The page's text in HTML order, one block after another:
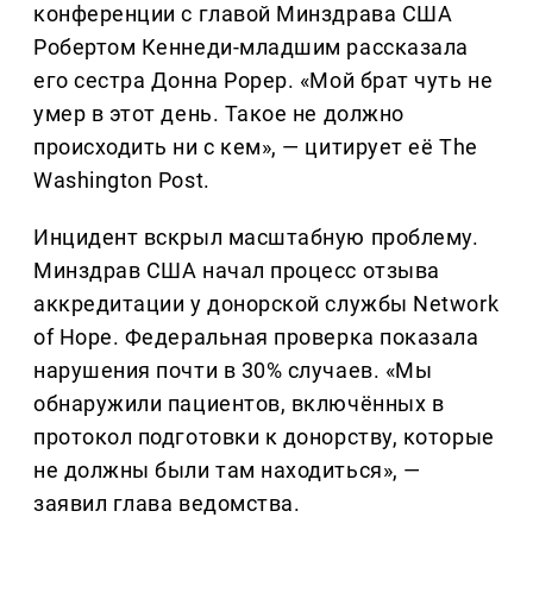
конференции с главой Минздрава США
Робертом Кеннеди-младшим рассказала
его сестра Донна Рорер. «Мой брат чуть не
умер в этот день. Такое не должно
происходить ни с кем», — цитирует её The
Washington Post.
Инцидент вскрыл масштабную проблему.
Минздрав США начал процесс отзыва
аккредитации у донорской службы Network
of Hope. Федеральная проверка показала
нарушения почти в 30% случаев. «Мы
обнаружили пациентов, включённых в
протокол подготовки к донорству, которые
не должны были там находиться», —
заявил глава ведомства.